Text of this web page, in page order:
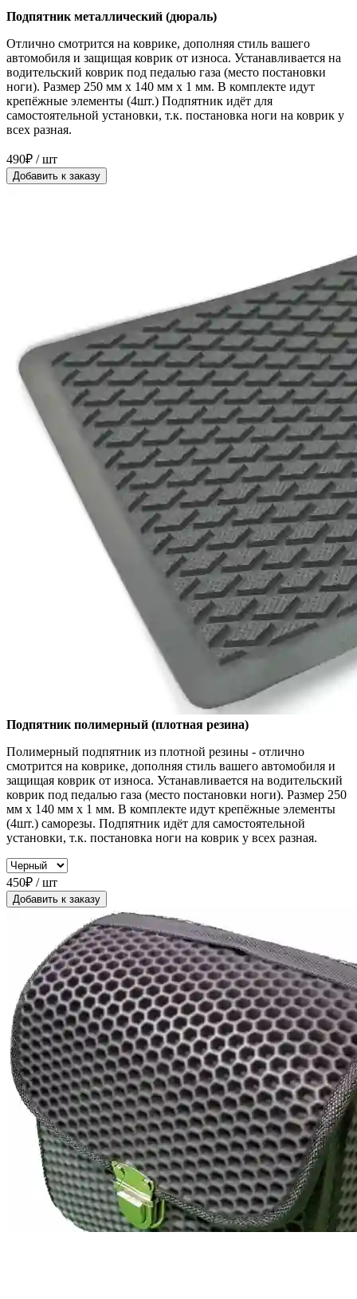
Подпятник металлический (дюраль)
Отлично смотрится на коврике, дополняя стиль вашего
автомобиля и защищая коврик от износа. Устанавливается на
водительский коврик под педалью газа (место постановки
ноги). Размер 250 мм x 140 мм x 1 мм. В комплекте идут
крепёжные элементы (4шт.) Подпятник идёт для
самостоятельной установки, т.к. постановка ноги на коврик у
всех разная.
490₽ / шт
Добавить к заказу
Подпятник полимерный (плотная резина)
Полимерный подпятник из плотной резины - отлично
смотрится на коврике, дополняя стиль вашего автомобиля и
защищая коврик от износа. Устанавливается на водительский
коврик под педалью газа (место постановки ноги). Размер 250
мм x 140 мм x 1 мм. В комплекте идут крепёжные элементы
(4шт.) саморезы. Подпятник идёт для самостоятельной
установки, т.к. постановка ноги на коврик у всех разная.
450₽ / шт
Добавить к заказу